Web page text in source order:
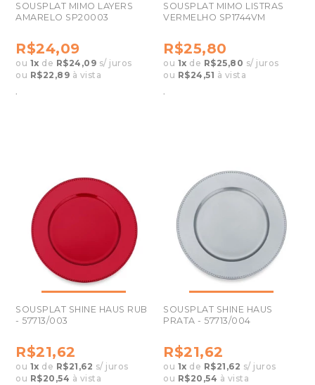
SOUSPLAT MIMO LAYERS
AMARELO SP20003
R$24,09
ou 1x de R$24,09 s/ juros
ou R$22,89 à vista
.
SOUSPLAT MIMO LISTRAS
VERMELHO SP1744VM
R$25,80
ou 1x de R$25,80 s/ juros
ou R$24,51 à vista
.
SOUSPLAT SHINE HAUS RUB
- 57713/003
R$21,62
ou 1x de R$21,62 s/ juros
ou R$20,54 à vista
SOUSPLAT SHINE HAUS
PRATA - 57713/004
R$21,62
ou 1x de R$21,62 s/ juros
ou R$20,54 à vista